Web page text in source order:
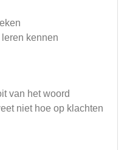
kennen
van het woord
niet hoe op klachten